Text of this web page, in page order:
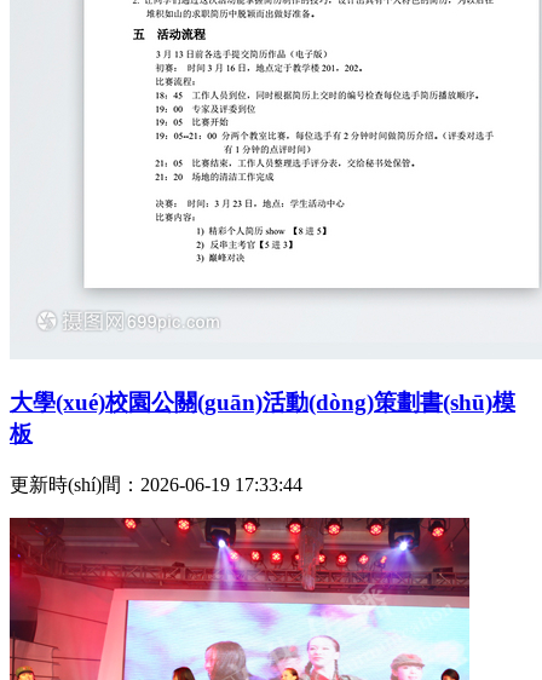
大學(xué)校園公關(guān)活動(dòng)策劃書(shū)模
板
更新時(shí)間：2026-06-19 17:33:44